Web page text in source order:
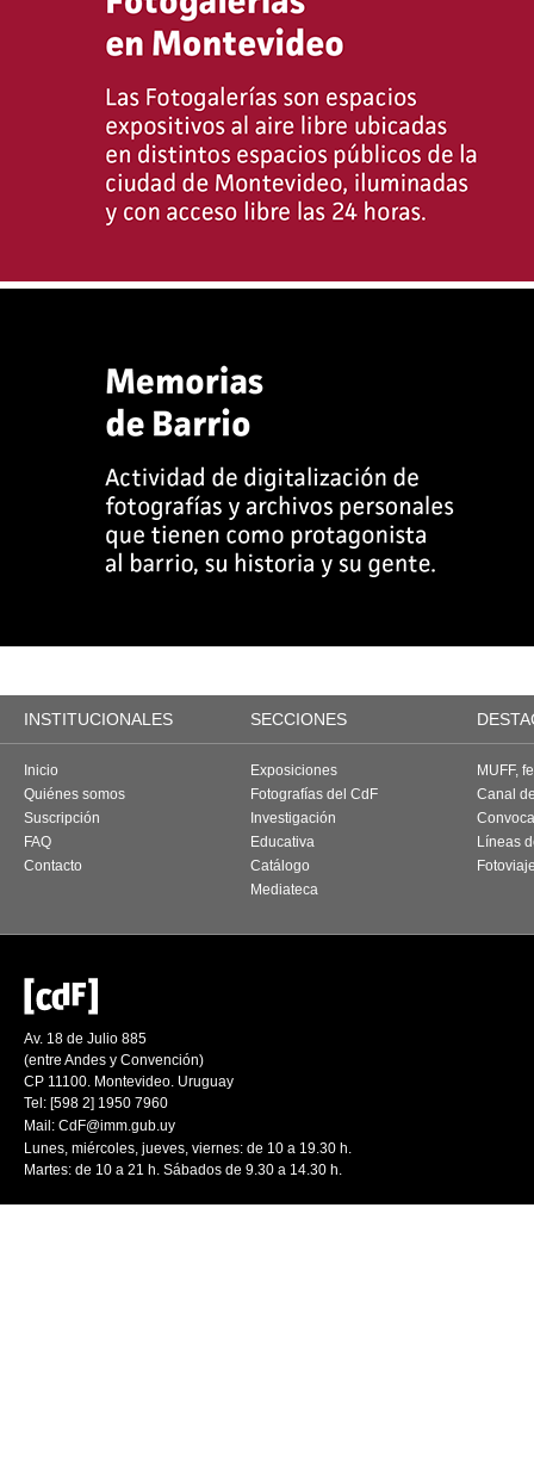
INSTITUCIONALES SECCIONES
Inicio
Quiénes somos
Suscripción
FAQ
Contacto
Exposiciones
Fotografías del CdF
Investigación
Educativa
Catálogo
Mediateca
MUFF,
Canal
Líneas
Av. 18 de Julio 885
(entre Andes y Convención)
CP 11100. Montevideo. Uruguay
Tel: [598 2] 1950 7960
Mail: CdF@imm.gub.uy
Lunes, miércoles, jueves, viernes: de 10 a 19.30 h.
Martes: de 10 a 21 h. Sábados de 9.30 a 14.30 h.